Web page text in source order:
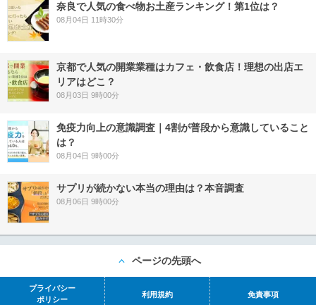
奈良で人気の食べ物お土産ランキング！第1位は？
08月04日 11時30分
京都で人気の開業業種はカフェ・飲食店！理想の出店エ
リアはどこ？
08月03日 9時00分
免疫力向上の意識調査｜4割が普段から意識していること
は？
08月04日 9時00分
サプリが続かない本当の理由は？本音調査
08月06日 9時00分
ページの先頭へ
プライバシー
ポリシー
利用規約 免責事項